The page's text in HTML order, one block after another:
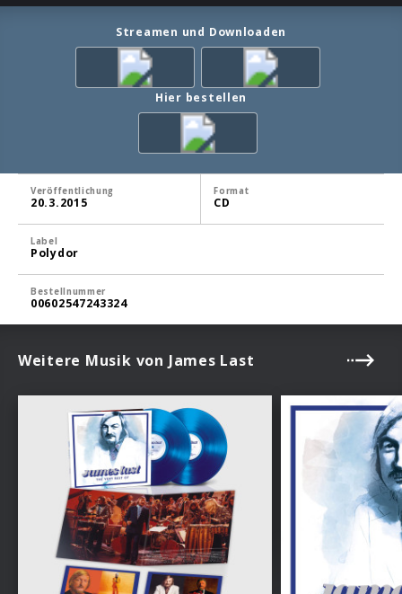
Streamen und Downloaden
Hier bestellen
Veröffentlichung
20.3.2015
Format
CD
Label
Polydor
Bestellnummer
00602547243324
Weitere Musik von James Last